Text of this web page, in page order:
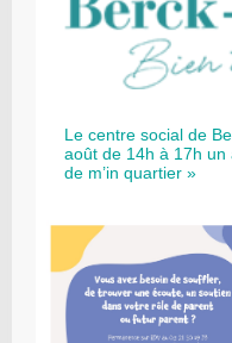
Le centre social de
août de 14h à 17h un
de m’in quartier »